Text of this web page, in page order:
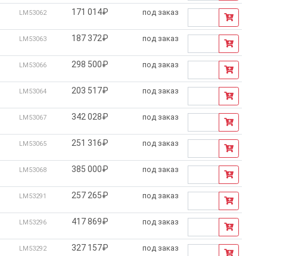
LM53062 171 014₽ под заказ
LM53063 187 372₽ под заказ
LM53066 298 500₽ под заказ
LM53064 203 517₽ под заказ
LM53067 342 028₽ под заказ
LM53065 251 316₽ под заказ
LM53068 385 000₽ под заказ
LM53291 257 265₽ под заказ
LM53296 417 869₽ под заказ
LM53292 327 157₽ под заказ